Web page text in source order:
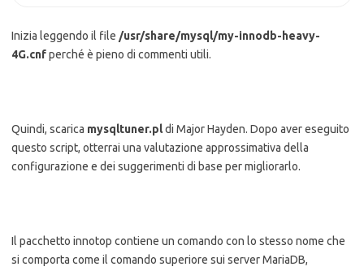
Inizia leggendo il file /usr/share/mysql/my-innodb-heavy-
4G.cnfperché è pieno di commenti utili.
Quindi, scarica mysqltuner.pldi Major Hayden. Dopo aver eseguito
questo script, otterrai una valutazione approssimativa della
configurazione e dei suggerimenti di base per migliorarlo.
Il pacchetto innotop contiene un comando con lo stesso nome che
si comporta come il comando superiore sui server MariaDB,